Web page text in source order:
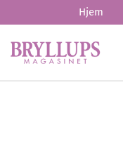
Hjem